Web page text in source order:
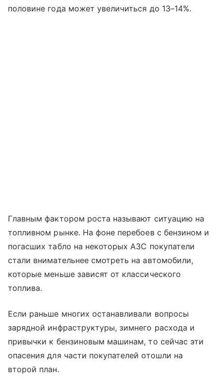
половине года может увеличиться до 13–14%.
Главным фактором роста называют ситуацию на
топливном рынке. На фоне перебоев с бензином и
погасших табло на некоторых АЗС покупатели
стали внимательнее смотреть на автомобили,
которые меньше зависят от классического
топлива.
Если раньше многих останавливали вопросы
зарядной инфраструктуры, зимнего расхода и
привычки к бензиновым машинам, то сейчас эти
опасения для части покупателей отошли на
второй план.